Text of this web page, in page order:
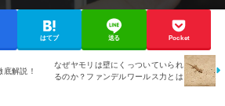
はてブ 送る Pocket
底解説！
なぜヤモリは壁にくっついていられ
るのか？ファンデルワールス力とは